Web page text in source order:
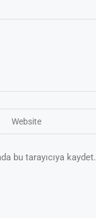
bu tarayıcıya kaydet.